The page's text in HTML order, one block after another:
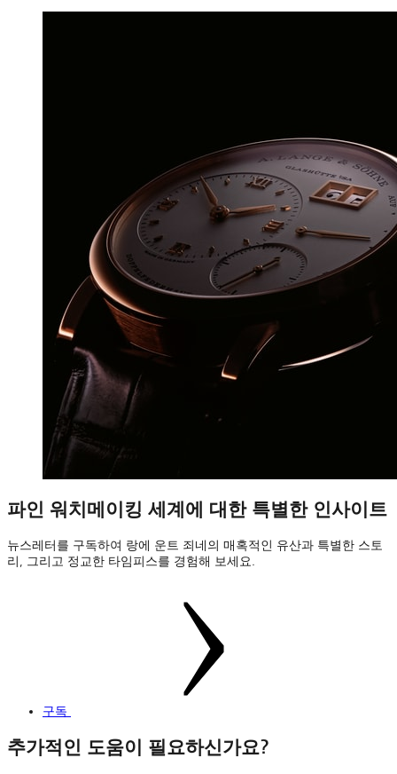
파인 워치메이킹 세계에 대한 특별한 인사이트
뉴스레터를 구독하여 랑에 운트 죄네의 매혹적인 유산과 특별한 스토
리, 그리고 정교한 타임피스를 경험해 보세요.
구독
추가적인 도움이 필요하신가요?